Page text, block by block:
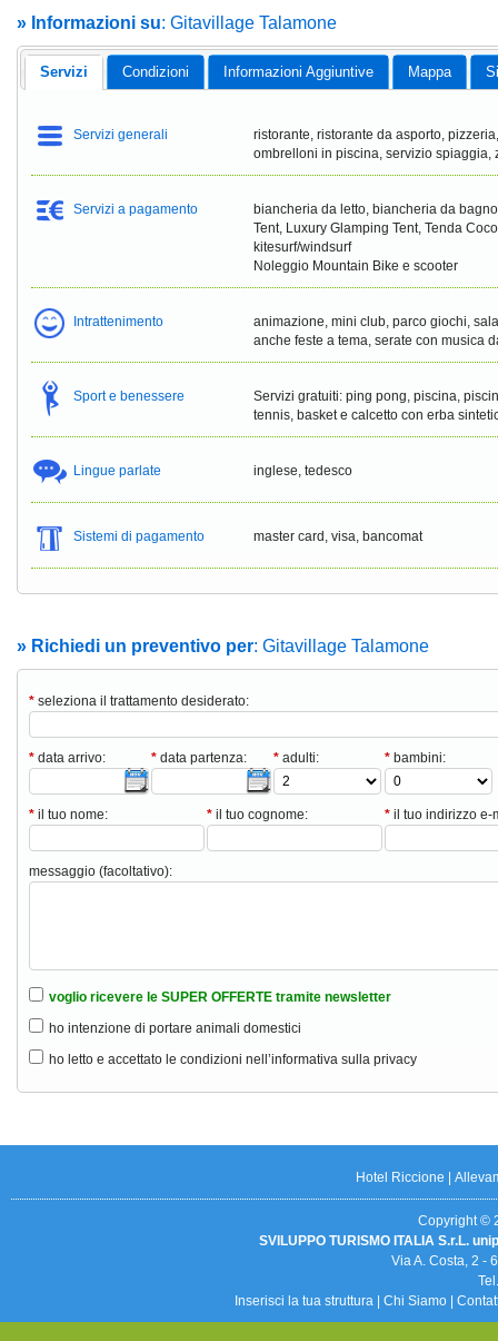
» Informazioni su: Gitavillage Talamone
Servizi Condizioni Informazioni Aggiuntive Mappa
Servizi generali
ristorante, ristorante da asporto,
ombrelloni in piscina, servizio spiaggia,
Servizi a pagamento
biancheria da letto, biancheria da
Tent, Luxury Glamping Tent, Tenda
kitesurf/windsurf
Noleggio Mountain Bike e scooter
Intrattenimento
animazione, mini club, parco giochi,
anche feste a tema, serate con musica
Sport e benessere
Servizi gratuiti: ping pong, piscina,
tennis, basket e calcetto con erba
Lingue parlate inglese, tedesco
Sistemi di pagamento master card, visa, bancomat
» Richiedi un preventivo per: Gitavillage Talamone
* seleziona il trattamento desiderato:
* data arrivo: * data partenza: * adulti: * bambini:
* il tuo nome: * il tuo cognome: * il tuo indirizzo e-
messaggio (facoltativo):
voglio ricevere le SUPER OFFERTE tramite newsletter
ho intenzione di portare animali domestici
ho letto e accettato le condizioni nell’informativa sulla privacy
Hotel Riccione
Copyright ©
SVILUPPO TURISMO ITALIA S.r.L.
Via A. Costa, 2 -
Inserisci la tua struttura
Chi Siamo